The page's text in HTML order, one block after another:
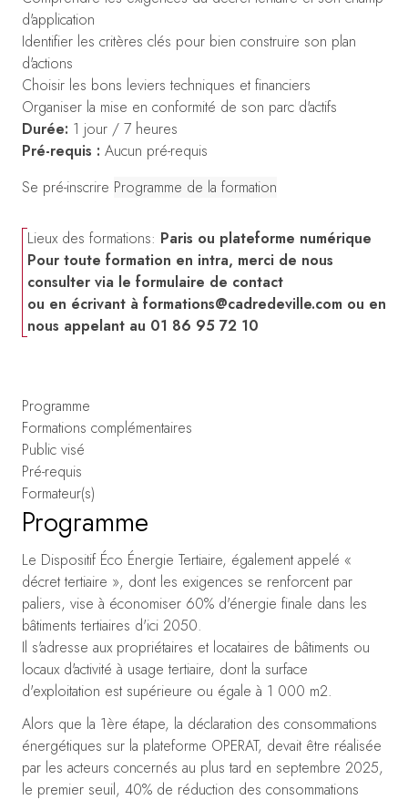
d'application
Identifier les critères clés pour bien construire son plan
d'actions
Choisir les bons leviers techniques et financiers
Organiser la mise en conformité de son parc d'actifs
Durée: 1 jour / 7 heures
Pré-requis : Aucun pré-requis
Se pré-inscrire Programme de la formation
Lieux des formations: Paris ou plateforme numérique
Pour toute formation en intra, merci de nous
consulter via le formulaire de contact
ou en écrivant à formations@cadredeville.com ou en
nous appelant au 01 86 95 72 10
Programme
Formations complémentaires
Public visé
Pré-requis
Formateur(s)
Programme
Le Dispositif Éco Énergie Tertiaire, également appelé «
décret tertiaire », dont les exigences se renforcent par
paliers, vise à économiser 60% d'énergie finale dans les
bâtiments tertiaires d'ici 2050.
Il s'adresse aux propriétaires et locataires de bâtiments ou
locaux d'activité à usage tertiaire, dont la surface
d'exploitation est supérieure ou égale à 1 000 m2.
Alors que la 1ère étape, la déclaration des consommations
énergétiques sur la plateforme OPERAT, devait être réalisée
par les acteurs concernés au plus tard en septembre 2025,
le premier seuil, 40% de réduction des consommations